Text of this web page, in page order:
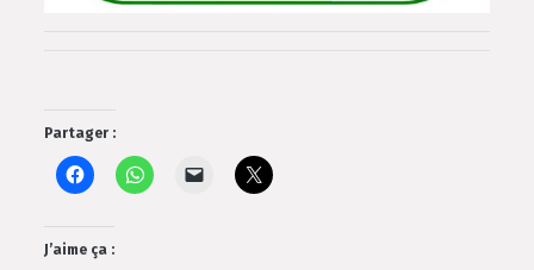
Partager :
J’aime ça :